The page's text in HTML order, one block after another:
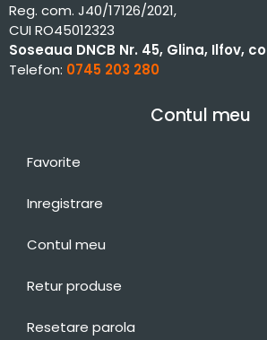
Reg. com. J40/17126/2021,
CUI RO45012323
Soseaua DNCB Nr. 45, Glina, Ilfov,
Telefon: 0745 203 280
Contul meu
Favorite
Inregistrare
Contul meu
Retur produse
Resetare parola